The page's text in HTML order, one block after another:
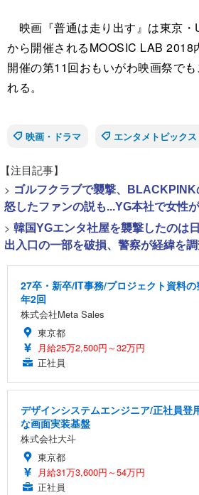
映画『普通は走り出す』は東京
から開催されるMOOSIC LAB 2018
開催の第11回おもいがわ映画祭で
れる。
映画・ドラマ
エンタメトピックス
【注目記事】
> ゴルフクラブで襲撃、
怒したファンの説も...YG本社で女性
> 韓国YGエンタ社屋を襲撃したのは
出入口の一部を破損、警察が経緯を
27卒・新卒/IT事務/プロジェクト資料
年2回
株式会社Meta Sales
東京都
月給25万2,500円～32万円
正社員
デザインシステムエンジニア/正社員登
な画面実装基盤
株式会社大斗
東京都
月給31万3,600円～54万円
正社員